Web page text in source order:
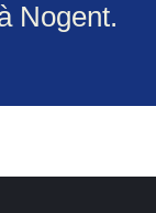
Nogent.